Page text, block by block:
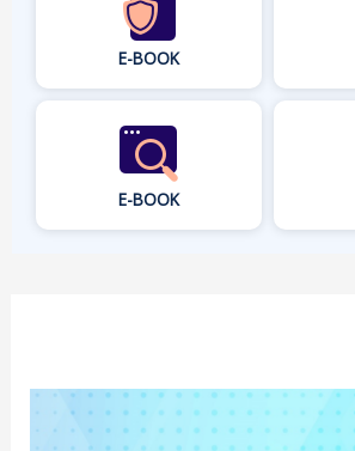
E-BOOK
E-BOOK